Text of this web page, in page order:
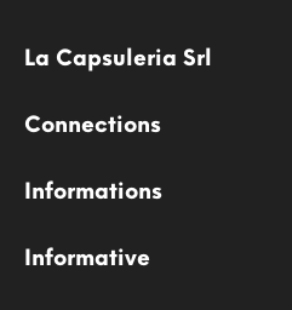
La Capsuleria Srl
Connections
Informations
Informative